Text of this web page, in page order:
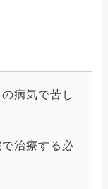
病気で苦し
治療する必